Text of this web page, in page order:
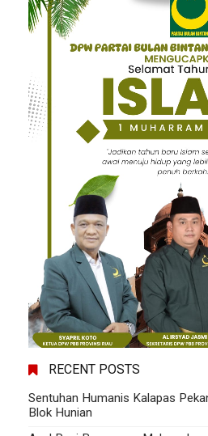
RECENT POSTS
Sentuhan Humanis Kalapas
Blok Hunian